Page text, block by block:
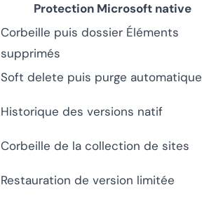
Protection Microsoft native
Corbeille puis dossier Éléments
supprimés
Soft delete puis purge automatique
Historique des versions natif
Corbeille de la collection de sites
Restauration de version limitée